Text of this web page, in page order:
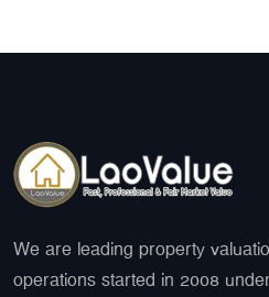
We are leading property
operations started in 2008